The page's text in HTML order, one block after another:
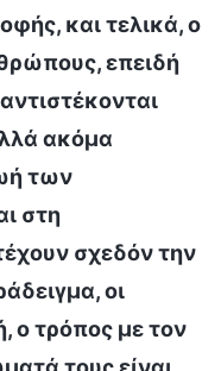
και τελικά, ο
επειδή
ακόμα
των
στη
σχεδόν την
οι
ο τρόπος με τον